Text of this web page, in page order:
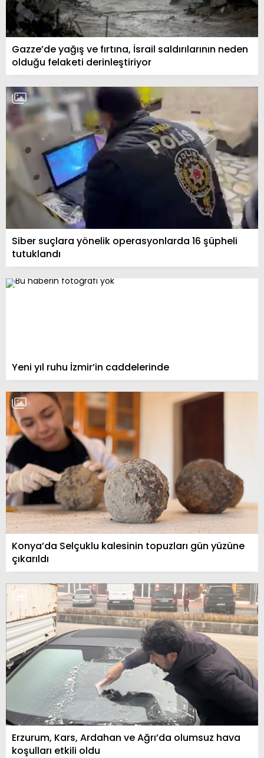
Gazze’de yağış ve fırtına, İsrail saldırılarının neden
olduğu felaketi derinleştiriyor
Siber suçlara yönelik operasyonlarda 16 şüpheli
tutuklandı
Yeni yıl ruhu İzmir’in caddelerinde
Konya’da Selçuklu kalesinin topuzları gün yüzüne
çıkarıldı
Erzurum, Kars, Ardahan ve Ağrı’da olumsuz hava
koşulları etkili oldu